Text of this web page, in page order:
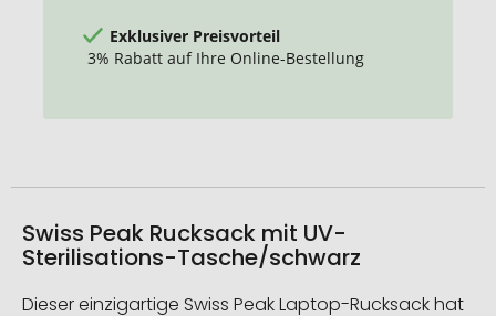
Exklusiver Preisvorteil
3% Rabatt auf Ihre Online-Bestellung
Swiss Peak Rucksack mit UV-
Sterilisations-Tasche/schwarz
Dieser einzigartige Swiss Peak Laptop-Rucksack hat